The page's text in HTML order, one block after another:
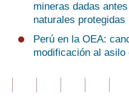
mineras dadas
naturales protegidas
Perú en la OEA:
modificación al asilo